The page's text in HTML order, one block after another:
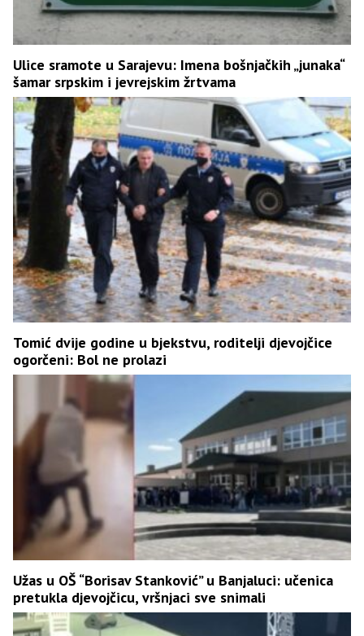
Ulice sramote u Sarajevu: Imena bošnjačkih „junaka“
šamar srpskim i jevrejskim žrtvama
Tomić dvije godine u bjekstvu, roditelji djevojčice
ogorčeni: Bol ne prolazi
Užas u OŠ “Borisav Stanković” u Banjaluci: učenica
pretukla djevojčicu, vršnjaci sve snimali